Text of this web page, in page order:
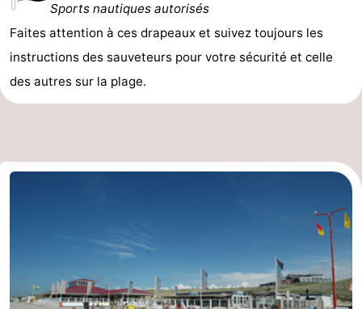
Sports nautiques autorisés
Faites attention à ces drapeaux et suivez toujours les
instructions des sauveteurs pour votre sécurité et celle
des autres sur la plage.